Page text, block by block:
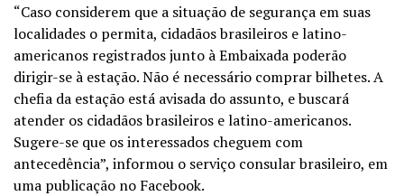
“Caso considerem que a situação de segurança em suas
localidades o permita, cidadãos brasileiros e latino-
americanos registrados junto à Embaixada poderão
dirigir-se à estação. Não é necessário comprar bilhetes. A
chefia da estação está avisada do assunto, e buscará
atender os cidadãos brasileiros e latino-americanos.
Sugere-se que os interessados cheguem com
antecedência”, informou o serviço consular brasileiro, em
uma publicação no Facebook.